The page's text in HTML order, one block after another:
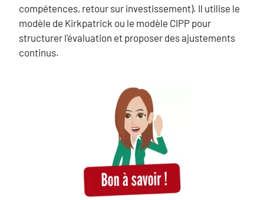
compétences, retour sur investissement). Il utilise le
modèle de Kirkpatrick ou le modèle CIPP pour
structurer l'évaluation et proposer des ajustements
continus.